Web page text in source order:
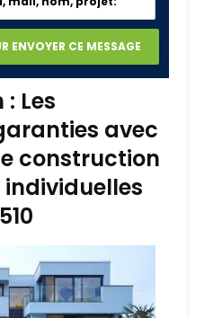
Les
avec
construction